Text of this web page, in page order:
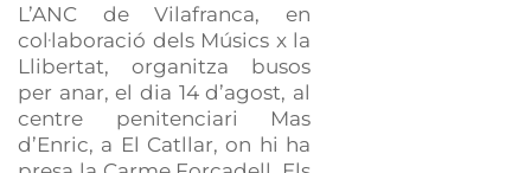
L’ANC de Vilafranca, en
col·laboració dels Músics x la
Llibertat, organitza busos
per anar, el dia 14 d’agost, al
centre penitenciari Mas
d’Enric, a El Catllar, on hi ha